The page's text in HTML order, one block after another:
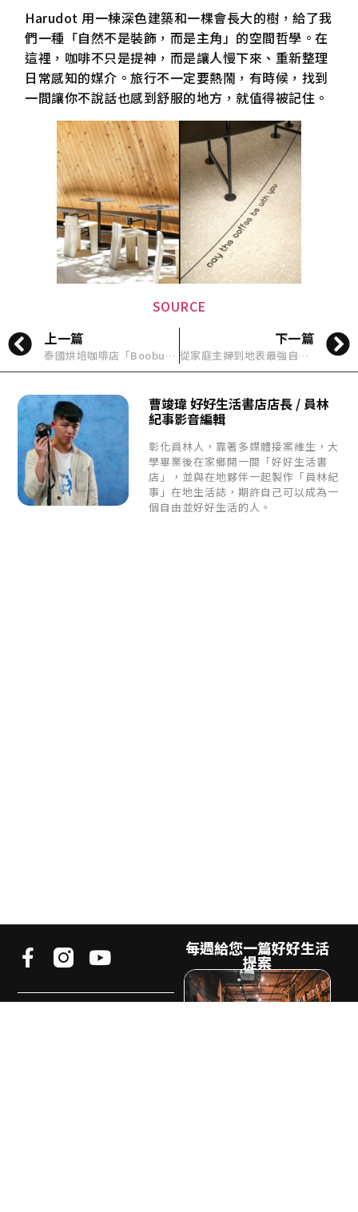
Harudot 用一棟深色建築和一棵會長大的樹，給了我
們一種「自然不是裝飾，而是主角」的空間哲學。在
這裡，咖啡不只是提神，而是讓人慢下來、重新整理
日常感知的媒介。旅行不一定要熱鬧，有時候，找到
一間讓你不說話也感到舒服的地方，就值得被記住。
SOURCE
上一篇
泰國烘培咖啡店「Boobun Pocket」結合傳統高腳屋特色，使用回收木材打造
下一篇
從家庭主婦到地表最強自拍奶奶：97歲西本喜美子，用攝影活出第三人生
曹竣瑋 好好生活書店店長 / 員林
紀事影音編輯
彰化員林人，靠著多媒體接案維生，大
學畢業後在家鄉開一間「好好生活書
店」，並與在地夥伴一起製作「員林紀
事」在地生活誌，期許自己可以成為一
個自由並好好生活的人。
每週給您一篇好好生活
提案